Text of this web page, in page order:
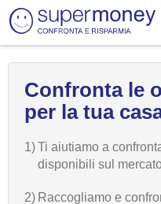
Confronta le
per la tua
1)Ti aiutiamo a
disponibili sul
2) Raccogliamo e